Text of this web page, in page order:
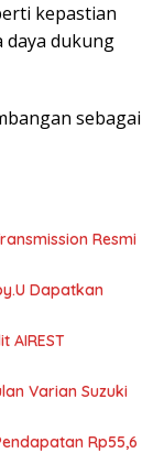
kepastian
dukung
sebagai
Resmi
Dapatkan
AIREST
Varian Suzuki
Rp55,6